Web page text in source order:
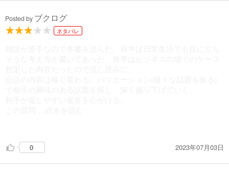
Posted by ブクログ
ネタバレ
0 2023年07月03日